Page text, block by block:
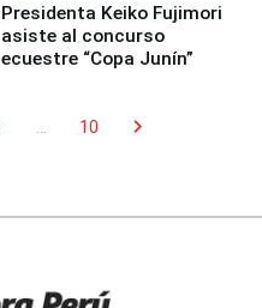
Presidenta Keiko Fujimori
asiste al concurso
ecuestre “Copa Junín”
10 chevron_right